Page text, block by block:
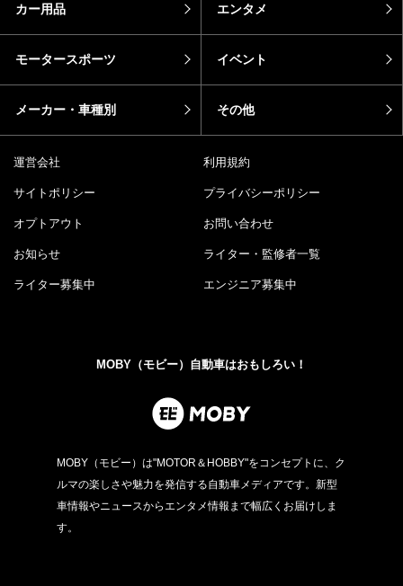
カー用品 エンタメ
モータースポーツ イベント
メーカー・車種別 その他
運営会社 利用規約
サイトポリシー プライバシーポリシー
オプトアウト お問い合わせ
お知らせ ライター・監修者一覧
ライター募集中 エンジニア募集中
MOBY（モビー）自動車はおもしろい！
MOBY（モビー）は"MOTOR＆HOBBY"をコンセプトに、ク
ルマの楽しさや魅力を発信する自動車メディアです。新型
車情報やニュースからエンタメ情報まで幅広くお届けしま
す。